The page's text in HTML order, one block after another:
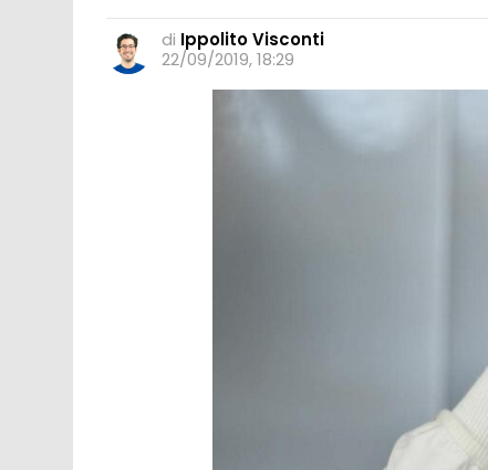
di Ippolito Visconti
22/09/2019, 18:29